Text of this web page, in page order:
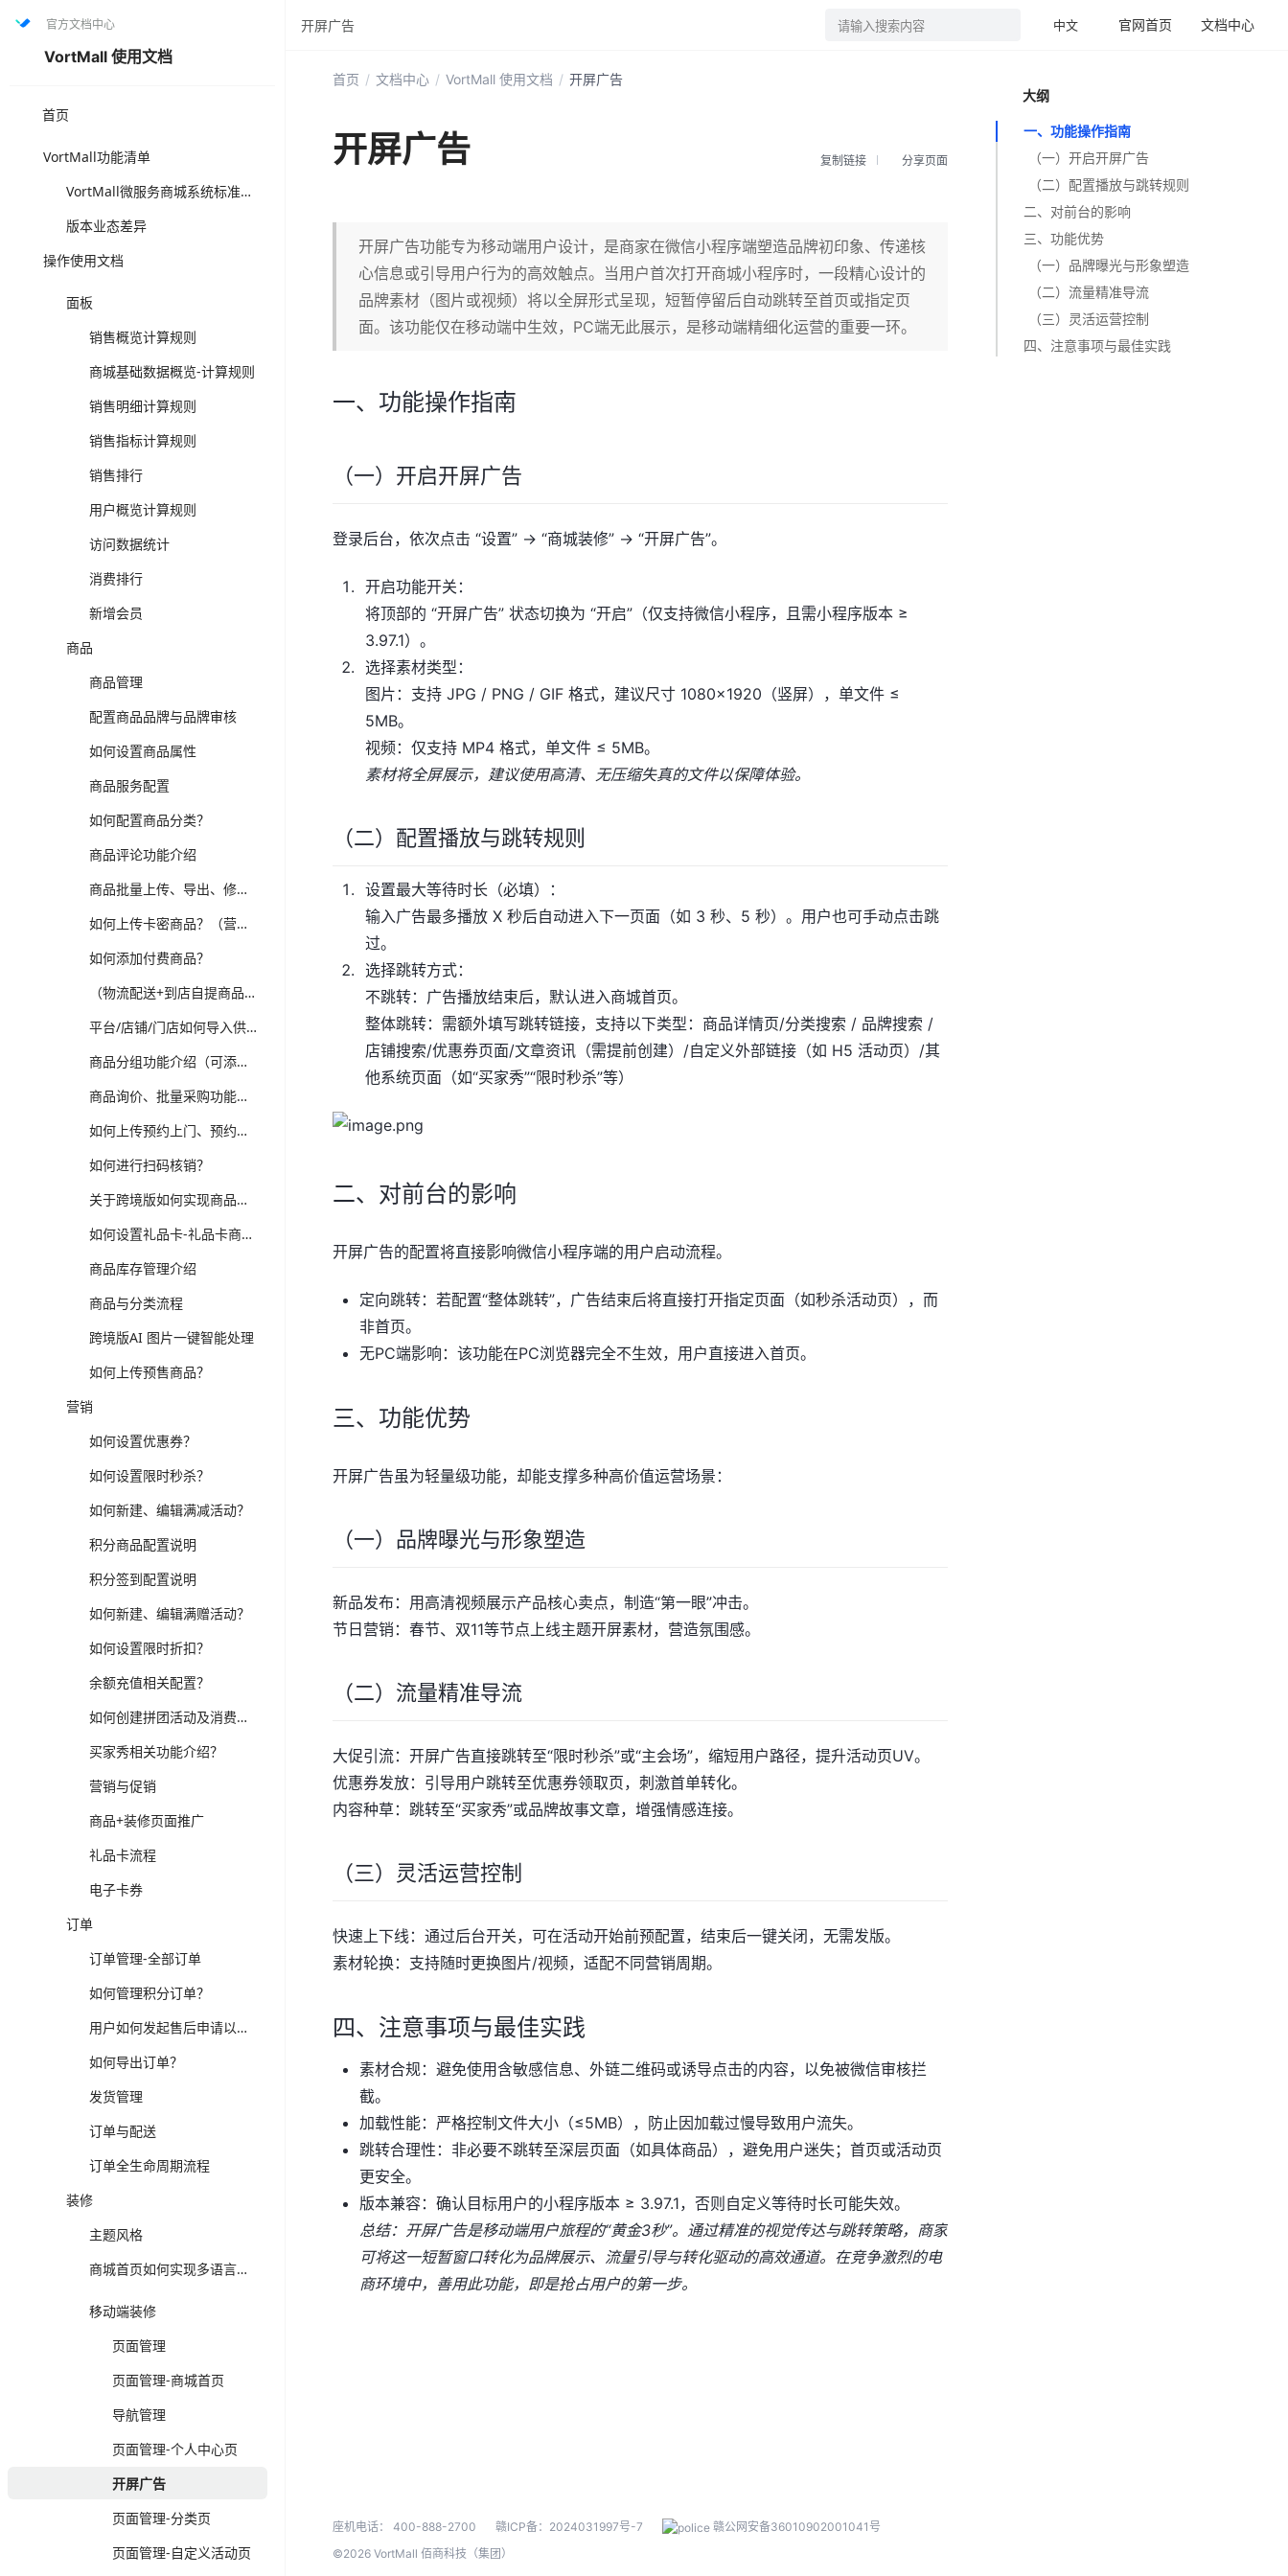
官方文档中心
VortMall 使用文档
首页
VortMall功能清单
VortMall微服务商城系统标准版功能清单（打“✅”为套餐固定功能，可直接选用成熟方案，“可选配”为可另升级叠加版本功能，注店铺体系与门店体系为互斥功能体系）
版本业态差异
操作使用文档
面板
销售概览计算规则
商城基础数据概览-计算规则
销售明细计算规则
销售指标计算规则
销售排行
用户概览计算规则
访问数据统计
消费排行
新增会员
商品
商品管理
配置商品品牌与品牌审核
如何设置商品属性
商品服务配置
如何配置商品分类？
商品评论功能介绍
商品批量上传、导出、修改功能介绍
如何上传卡密商品？（营销-电子卡券）
如何添加付费商品？
（物流配送+到店自提商品）如何上传普通商品？
平台/店铺/门店如何导入供应商商品？（跨境、供应商、多门店版本适用）
商品分组功能介绍（可添加新品、热销、分类等分组，装修可选择商品分组分类）
商品询价、批量采购功能介绍（跨境、供应商、企业批发版本）
如何上传预约上门、预约到店商品？
如何进行扫码核销？
关于跨境版如何实现商品详情多语言翻译维护？
如何设置礼品卡-礼品卡商品？
商品库存管理介绍
商品与分类流程
跨境版AI 图片一键智能处理
如何上传预售商品？
营销
如何设置优惠券？
如何设置限时秒杀？
如何新建、编辑满减活动？
积分商品配置说明
积分签到配置说明
如何新建、编辑满赠活动？
如何设置限时折扣？
余额充值相关配置？
如何创建拼团活动及消费者如何参团？
买家秀相关功能介绍？
营销与促销
商品+装修页面推广
礼品卡流程
电子卡券
订单
订单管理-全部订单
如何管理积分订单？
用户如何发起售后申请以及后台操作流程
如何导出订单？
发货管理
订单与配送
订单全生命周期流程
装修
主题风格
商城首页如何实现多语言装修以及切换？
移动端装修
页面管理
页面管理-商城首页
导航管理
页面管理-个人中心页
开屏广告
页面管理-分类页
页面管理-自定义活动页
首页 / 文档中心 / VortMall 使用文档 / 开屏广告
开屏广告 复制链接 分享页面
开屏广告功能专为移动端用户设计，是商家在微信小程序端塑造品牌初印象、传递核
心信息或引导用户行为的高效触点。当用户首次打开商城小程序时，一段精心设计的
品牌素材（图片或视频）将以全屏形式呈现，短暂停留后自动跳转至首页或指定页
面。该功能仅在移动端中生效，PC端无此展示，是移动端精细化运营的重要一环。
一、功能操作指南
（一）开启开屏广告
登录后台，依次点击 “设置” → “商城装修” → “开屏广告”。
开启功能开关：
将顶部的 “开屏广告” 状态切换为 “开启”（仅支持微信小程序，且需小程序版本 ≥
3.97.1）。
选择素材类型：
图片：支持 JPG / PNG / GIF 格式，建议尺寸 1080×1920（竖屏），单文件 ≤
5MB。
视频：仅支持 MP4 格式，单文件 ≤ 5MB。
素材将全屏展示，建议使用高清、无压缩失真的文件以保障体验。
（二）配置播放与跳转规则
设置最大等待时长（必填）：
输入广告最多播放 X 秒后自动进入下一页面（如 3 秒、5 秒）。用户也可手动点击跳
过。
选择跳转方式：
不跳转：广告播放结束后，默认进入商城首页。
整体跳转：需额外填写跳转链接，支持以下类型：商品详情页/分类搜索 / 品牌搜索 /
店铺搜索/优惠券页面/文章资讯（需提前创建）/自定义外部链接（如 H5 活动页）/其
他系统页面（如“买家秀”“限时秒杀”等）
二、对前台的影响
开屏广告的配置将直接影响微信小程序端的用户启动流程。
定向跳转：若配置“整体跳转”，广告结束后将直接打开指定页面（如秒杀活动页），而
非首页。
无PC端影响：该功能在PC浏览器完全不生效，用户直接进入首页。
三、功能优势
开屏广告虽为轻量级功能，却能支撑多种高价值运营场景：
（一）品牌曝光与形象塑造
新品发布：用高清视频展示产品核心卖点，制造“第一眼”冲击。
节日营销：春节、双11等节点上线主题开屏素材，营造氛围感。
（二）流量精准导流
大促引流：开屏广告直接跳转至“限时秒杀”或“主会场”，缩短用户路径，提升活动页UV。
优惠券发放：引导用户跳转至优惠券领取页，刺激首单转化。
内容种草：跳转至“买家秀”或品牌故事文章，增强情感连接。
（三）灵活运营控制
快速上下线：通过后台开关，可在活动开始前预配置，结束后一键关闭，无需发版。
素材轮换：支持随时更换图片/视频，适配不同营销周期。
四、注意事项与最佳实践
素材合规：避免使用含敏感信息、外链二维码或诱导点击的内容，以免被微信审核拦
截。
加载性能：严格控制文件大小（≤5MB），防止因加载过慢导致用户流失。
跳转合理性：非必要不跳转至深层页面（如具体商品），避免用户迷失；首页或活动页
更安全。
版本兼容：确认目标用户的小程序版本 ≥ 3.97.1，否则自定义等待时长可能失效。
总结：开屏广告是移动端用户旅程的“黄金3秒”。通过精准的视觉传达与跳转策略，商家
可将这一短暂窗口转化为品牌展示、流量引导与转化驱动的高效通道。在竞争激烈的电
商环境中，善用此功能，即是抢占用户的第一步。
座机电话： 400-888-2700 赣ICP备：2024031997号-7
赣公网安备36010902001041号
©2026 VortMall 佰商科技（集团）
开屏广告 请输入搜索内容 中文 官网首页 文档中心
大纲
一、功能操作指南
（一）开启开屏广告
（二）配置播放与跳转规则
二、对前台的影响
三、功能优势
（一）品牌曝光与形象塑造
（二）流量精准导流
（三）灵活运营控制
四、注意事项与最佳实践